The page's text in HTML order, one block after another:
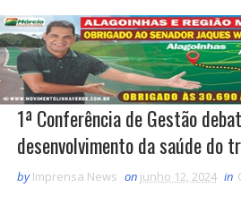
1ª Conferência de Gestão
desenvolvimento da saúde do
by Imprensa News on junho 12, 2024 in